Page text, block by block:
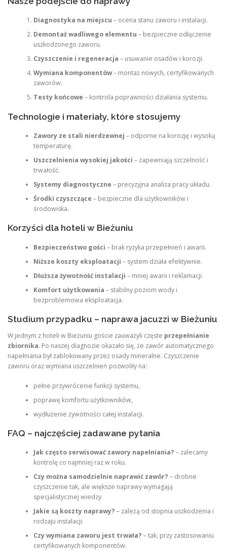
Diagnostyka na miejscu – ocena stanu zaworu i instalacji.
Demontaż wadliwego elementu – bezpieczne odłączenie
uszkodzonego zaworu.
Czyszczenie i regeneracja – usuwanie osadów i korozji.
Wymiana komponentów– montaż nowych, certyfikowanych
zaworów.
Testy końcowe – kontrola poprawności działania systemu.
Technologie i materiały, które stosujemy
Zawory ze stali nierdzewnej – odporne na korozję i wysoką
temperaturę.
Uszczelnienia wysokiej jakości – zapewniają szczelność i
trwałość.
Systemy diagnostyczne – precyzyjna analiza pracy układu.
Środki czyszczące – bezpieczne dla użytkowników i
środowiska.
Korzyści dla hoteli w Bieżuniu
Bezpieczeństwo gości – brak ryzyka przepełnień i awarii.
Niższe koszty eksploatacji – system działa efektywnie.
Dłuższa żywotność instalacji – mniej awarii i reklamacji.
Komfort użytkowania – stabilny poziom wody i
bezproblemowa eksploatacja.
Studium przypadku – naprawa jacuzzi w Bieżuniu
W jednym z hoteli w Bieżuniu goście zauważyli częste przepełnianie
zbiornika. Po naszej diagnozie okazało się, że zawór automatycznego
napełniania był zablokowany przez osady mineralne. Czyszczenie
zaworu oraz wymiana uszczelnień pozwoliły na:
pełne przywrócenie funkcji systemu,
poprawę komfortu użytkowników,
wydłużenie żywotności całej instalacji.
FAQ – najczęściej zadawane pytania
Jak często serwisować zawory napełniania? – zalecamy
kontrolę co najmniej raz w roku.
Czy można samodzielnie naprawić zawór? – drobne
czyszczenie tak, ale większe naprawy wymagają
specjalistycznej wiedzy.
Jakie są koszty naprawy? – zależą od stopnia uszkodzenia i
rodzaju instalacji.
Czy wymiana zaworu jest trwała? – tak, przy zastosowaniu
certyfikowanych komponentów.